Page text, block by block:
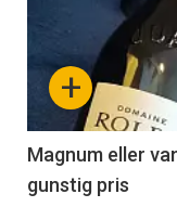
akkurat
nå
3
+
Magnum eller
gunstig pris